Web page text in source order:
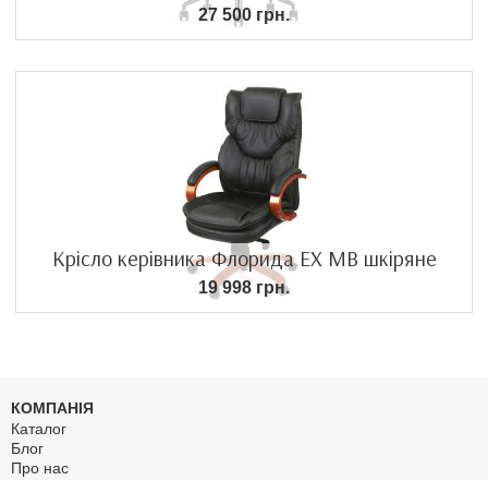
27 500 грн.
Крісло керівника Флорида EX MB шкіряне
19 998 грн.
КОМПАНІЯ
Каталог
Блог
Про нас